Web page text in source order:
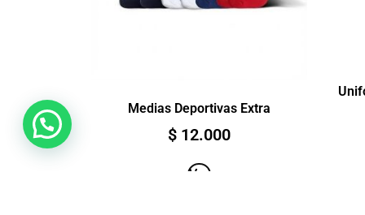
Medias Deportivas Extra
$ 12.000
Ver